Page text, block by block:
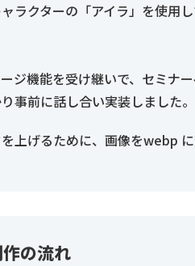
ラクターの「アイラ」を使用
ジ機能を受け継いで、セミナ
事前に話し合い実装しました。
上げるために、画像をwebp に
の流れ